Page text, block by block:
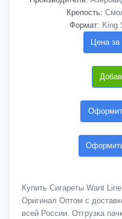
Крепость:
Формат: King
Цена за
Купить Сигареты Want
Оригинал Оптом с
всей России. Отгрузка